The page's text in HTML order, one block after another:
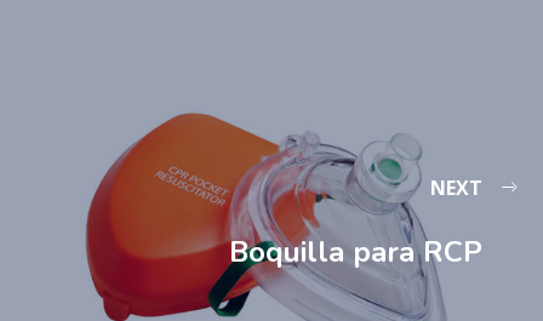
NEXT
Boquilla para RCP